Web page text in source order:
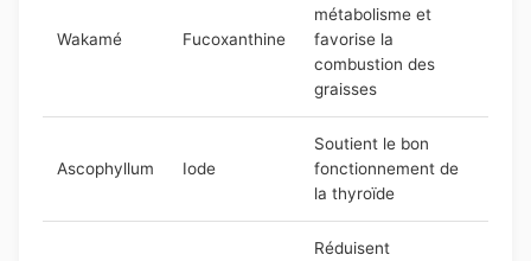
Wakamé Fucoxanthine
métabolisme et
favorise la
combustion des
graisses
Ascophyllum Iode
Soutient le bon
fonctionnement de
la thyroïde
Réduisent